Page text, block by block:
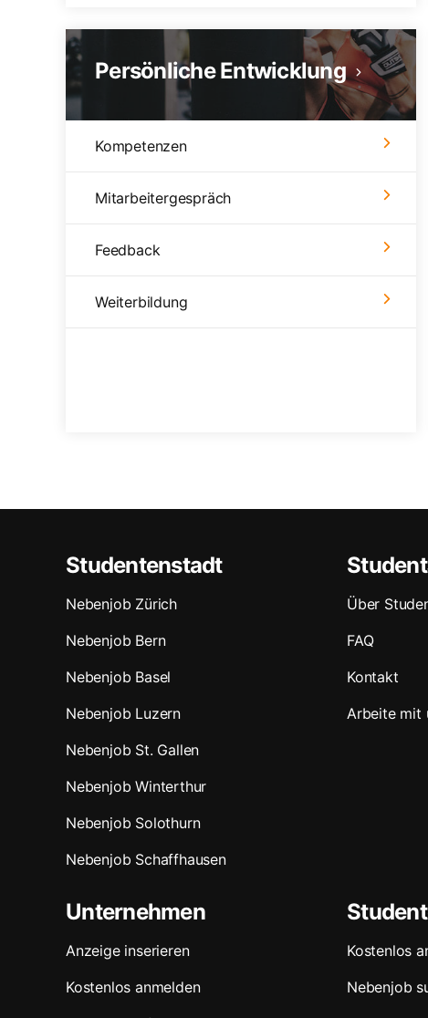
Persönliche Entwicklung
Kompetenzen
Mitarbeitergespräch
Feedback
Weiterbildung
Studentenstadt
Nebenjob Zürich
Nebenjob Bern
Nebenjob Basel
Nebenjob Luzern
Nebenjob St. Gallen
Nebenjob Winterthur
Nebenjob Solothurn
Nebenjob Schaffhausen
Über
FAQ
Kontakt
Arbeite mit
Unternehmen
Anzeige inserieren
Kostenlos anmelden
Kostenlos
Nebenjob